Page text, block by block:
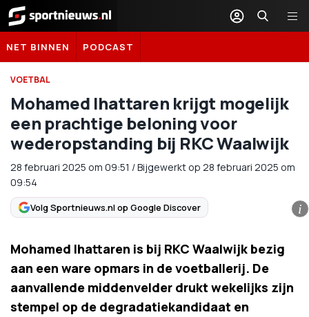
Sportnieuws.nl
NET BINNEN PODCAST
VOETBAL
Mohamed Ihattaren krijgt mogelijk
een prachtige beloning voor
wederopstanding bij RKC Waalwijk
28 februari 2025 om 09:51 /Bijgewerkt op 28 februari 2025 om
09:54
Volg Sportnieuws.nl op Google Discover i
Mohamed Ihattaren is bij RKC Waalwijk bezig
aan een ware opmars in de voetballerij. De
aanvallende middenvelder drukt wekelijks zijn
stempel op de degradatiekandidaat en